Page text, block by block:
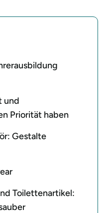
und
Priorität haben
Gestalte
Toilettenartikel: